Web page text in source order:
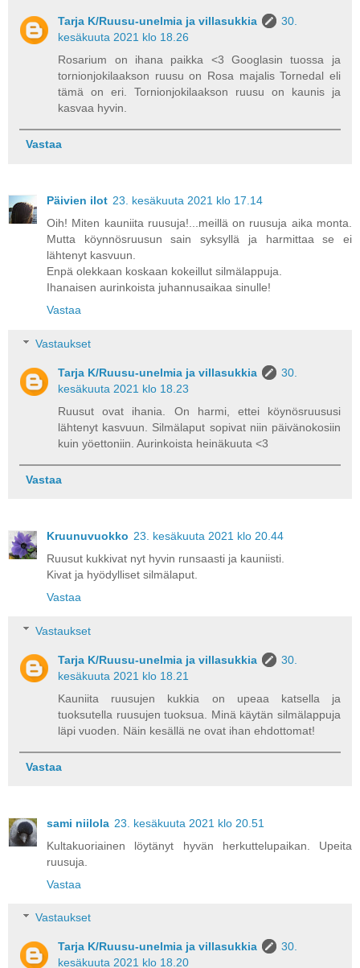
Tarja K/Ruusu-unelmia ja villasukkia
30.
kesäkuuta 2021 klo 18.26
Rosarium on ihana paikka <3 Googlasin tuossa ja
tornionjokilaakson ruusu on Rosa majalis Tornedal eli
tämä on eri. Tornionjokilaakson ruusu on kaunis ja
kasvaa hyvin.
Vastaa
Päivien ilot 23. kesäkuuta 2021 klo 17.14
Oih! Miten kauniita ruusuja!...meillä on ruusuja aika monta.
Mutta köynnösruusun sain syksyllä ja harmittaa se ei
lähtenyt kasvuun.
Enpä olekkaan koskaan kokeillut silmälappuja.
Ihanaisen aurinkoista juhannusaikaa sinulle!
Vastaa
Vastaukset
Tarja K/Ruusu-unelmia ja villasukkia
30.
kesäkuuta 2021 klo 18.23
Ruusut ovat ihania. On harmi, ettei köynösruususi
lähtenyt kasvuun. Silmälaput sopivat niin päivänokosiin
kuin yöettoniin. Aurinkoista heinäkuuta <3
Vastaa
Kruunuvuokko 23. kesäkuuta 2021 klo 20.44
Ruusut kukkivat nyt hyvin runsaasti ja kauniisti.
Kivat ja hyödylliset silmälaput.
Vastaa
Vastaukset
Tarja K/Ruusu-unelmia ja villasukkia
30.
kesäkuuta 2021 klo 18.21
Kauniita ruusujen kukkia on upeaa katsella ja
tuoksutella ruusujen tuoksua. Minä käytän silmälappuja
läpi vuoden. Näin kesällä ne ovat ihan ehdottomat!
Vastaa
sami niilola 23. kesäkuuta 2021 klo 20.51
Kultakuoriainen löytänyt hyvän herkuttelupaikan. Upeita
ruusuja.
Vastaa
Vastaukset
Tarja K/Ruusu-unelmia ja villasukkia
30.
kesäkuuta 2021 klo 18.20